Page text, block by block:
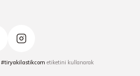
#tiryakilastikcom etiketini kullanarak